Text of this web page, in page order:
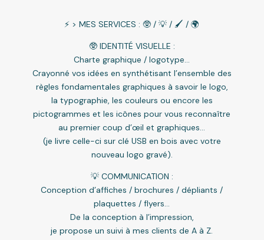
⚡️ > MES SERVICES : 🥸 / 💡 / 🖌 / 🌍
🥸 IDENTITÉ VISUELLE :
Charte graphique / logotype…
Crayonné vos idées en synthétisant l’ensemble des
règles fondamentales graphiques à savoir le logo,
la typographie, les couleurs ou encore les
pictogrammes et les icônes pour vous reconnaître
au premier coup d’œil et graphiques…
(je livre celle-ci sur clé USB en bois avec votre
nouveau logo gravé).
💡 COMMUNICATION :
Conception d’affiches / brochures / dépliants /
plaquettes / flyers…
De la conception à l’impression,
je propose un suivi à mes clients de A à Z.